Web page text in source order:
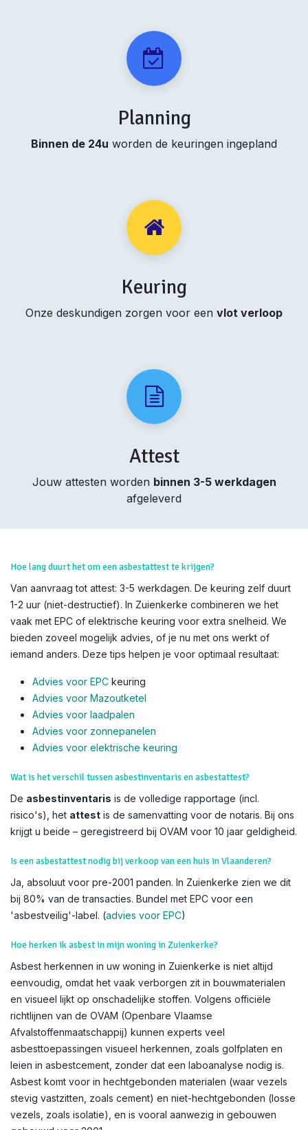
Planning
Binnen de 24u worden de keuringen ingepland
Keuring
Onze deskundigen zorgen voor een vlot verloop
Attest
Jouw attesten worden binnen 3-5 werkdagen
afgeleverd
Hoe lang duurt het om een asbestattest te krijgen?
Van aanvraag tot attest: 3-5 werkdagen. De keuring zelf duurt
1-2 uur (niet-destructief). In Zuienkerke combineren we het
vaak met EPC of elektrische keuring voor extra snelheid. We
bieden zoveel mogelijk advies, of je nu met ons werkt of
iemand anders. Deze tips helpen je voor optimaal resultaat:
Advies voor EPC keuring
Advies voor Mazoutketel
Advies voor laadpalen
Advies voor zonnepanelen
Advies voor elektrische keuring
Wat is het verschil tussen asbestinventaris en asbestattest?
De asbestinventaris is de volledige rapportage (incl.
risico's), het attest is de samenvatting voor de notaris. Bij ons
krijgt u beide – geregistreerd bij OVAM voor 10 jaar geldigheid.
Is een asbestattest nodig bij verkoop van een huis in Vlaanderen?
Ja, absoluut voor pre-2001 panden. In Zuienkerke zien we dit
bij 80% van de transacties. Bundel met EPC voor een
'asbestveilig'-label. (advies voor EPC)
Hoe herken ik asbest in mijn woning in Zuienkerke?
Asbest herkennen in uw woning in Zuienkerke is niet altijd
eenvoudig, omdat het vaak verborgen zit in bouwmaterialen
en visueel lijkt op onschadelijke stoffen. Volgens officiële
richtlijnen van de OVAM (Openbare Vlaamse
Afvalstoffenmaatschappij) kunnen experts veel
asbesttoepassingen visueel herkennen, zoals golfplaten en
leien in asbestcement, zonder dat een laboanalyse nodig is.
Asbest komt voor in hechtgebonden materialen (waar vezels
stevig vastzitten, zoals cement) en niet-hechtgebonden (losse
vezels, zoals isolatie), en is vooral aanwezig in gebouwen